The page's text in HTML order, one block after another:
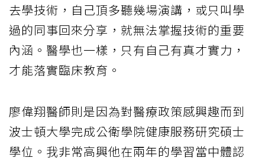
去學技術，自己頂多聽幾場演講，或只叫學
過的同事回來分享，就無法掌握技術的重要
內涵。醫學也一樣，只有自己有真才實力，
才能落實臨床教育。
廖偉翔醫師則是因為對醫療政策感興趣而到
波士頓大學完成公衛學院健康服務研究碩士
學位。我非常高興他在兩年的學習當中體認